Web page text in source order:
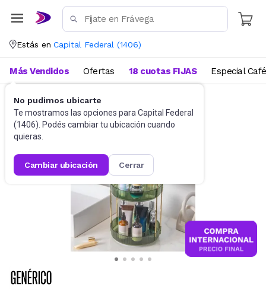
Estás en Capital Federal (1406)
No pudimos ubicarte
Te mostramos las opciones para Capital Federal
(1406). Podés cambiar tu ubicación cuando
quieras.
cambiar ubicación cerrar
Más Vendidos Ofertas 18 cuotas FIJAS Especial Café
Bazar Perchas y organización